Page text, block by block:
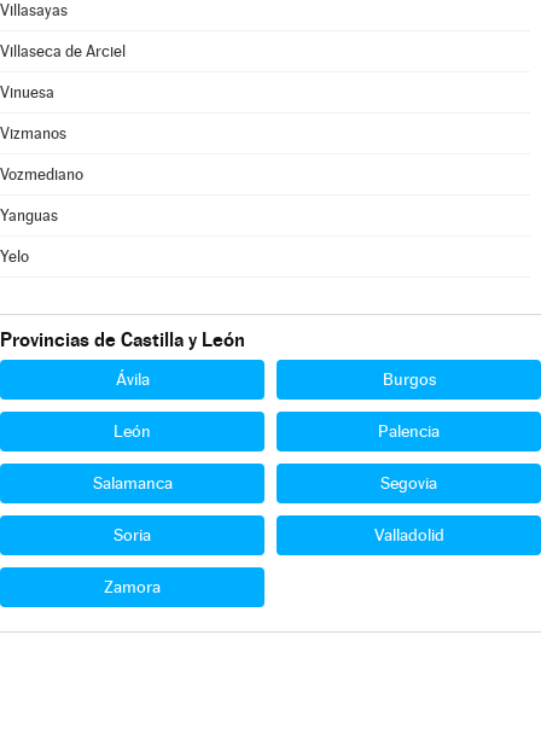
Villasayas
Villaseca de Arciel
Vinuesa
Vizmanos
Vozmediano
Yanguas
Yelo
Provincias de Castilla y León
Ávila Burgos
León Palencia
Salamanca Segovia
Soria Valladolid
Zamora